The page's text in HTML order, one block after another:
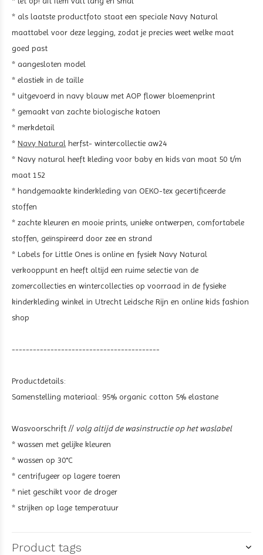
* als laatste productfoto staat een speciale Navy Natural
maattabel voor deze legging, zodat je precies weet welke maat
goed past
* aangesloten model
* elastiek in de taille
* uitgevoerd in navy blauw met AOP flower bloemenprint
* gemaakt van zachte biologische katoen
* merkdetail
* Navy Natural herfst- wintercollectie aw24
* Navy natural heeft kleding voor baby en kids van maat 50 t/m
maat 152
* handgemaakte kinderkleding van OEKO-tex gecertificeerde
stoffen
* zachte kleuren en mooie prints, unieke ontwerpen, comfortabele
stoffen, geïnspireerd door zee en strand
* Labels for Little Ones is online en fysiek Navy Natural
verkooppunt en heeft altijd een ruime selectie van de
zomercollecties en wintercollecties op voorraad in de fysieke
kinderkleding winkel in Utrecht Leidsche Rijn en online kids fashion
shop
------------------------------------------
Productdetails:
Samenstelling materiaal: 95% organic cotton 5% elastane
Wasvoorschrift // volg altijd de wasinstructie op het waslabel
* wassen met gelijke kleuren
* wassen op 30°C
* centrifugeer op lagere toeren
* niet geschikt voor de droger
* strijken op lage temperatuur
Product tags